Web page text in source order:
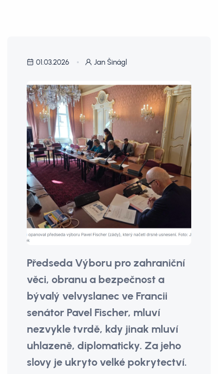
01.03.2026 Jan Šinágl
Předseda Výboru pro zahraniční
věci, obranu a bezpečnost a
bývalý velvyslanec ve Francii
senátor Pavel Fischer, mluví
nezvykle tvrdě, kdy jinak mluví
uhlazeně, diplomaticky. Za jeho
slovy je ukryto velké pokrytectví.